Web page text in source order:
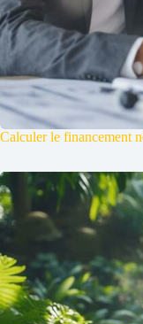
Calculer le financement